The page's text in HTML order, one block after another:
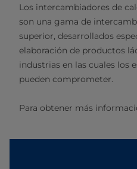
Los intercambiadores de
son una gama de
superior, desarrollados
elaboración de productos
industrias en las cuales los
pueden comprometer.
Para obtener más